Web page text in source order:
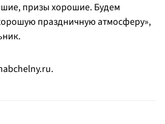
призы хорошие. Будем
праздничную атмосферу»,